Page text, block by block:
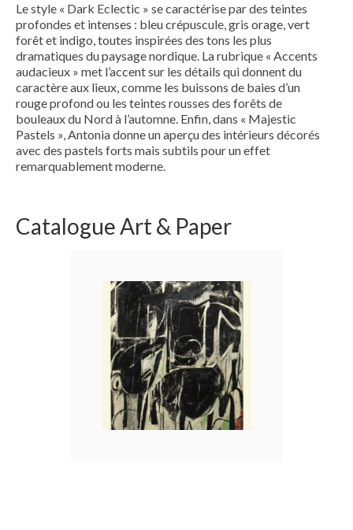
Le style « Dark Eclectic » se caractérise par des teintes
profondes et intenses : bleu crépuscule, gris orage, vert
forêt et indigo, toutes inspirées des tons les plus
dramatiques du paysage nordique. La rubrique « Accents
audacieux » met l’accent sur les détails qui donnent du
caractère aux lieux, comme les buissons de baies d’un
rouge profond ou les teintes rousses des forêts de
bouleaux du Nord à l’automne. Enfin, dans « Majestic
Pastels », Antonia donne un aperçu des intérieurs décorés
avec des pastels forts mais subtils pour un effet
remarquablement moderne.
Catalogue Art & Paper